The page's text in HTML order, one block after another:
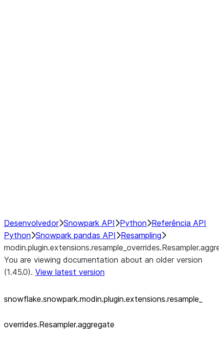
Desenvolvedor Snowpark API Python Referência API
Python Snowpark pandas API
Resampling
You are viewing documentation about an older version
(1.45.0). View latest version
snowflake.snowpark.modin.plugin.extensions.resample_
overrides.Resampler.aggregate